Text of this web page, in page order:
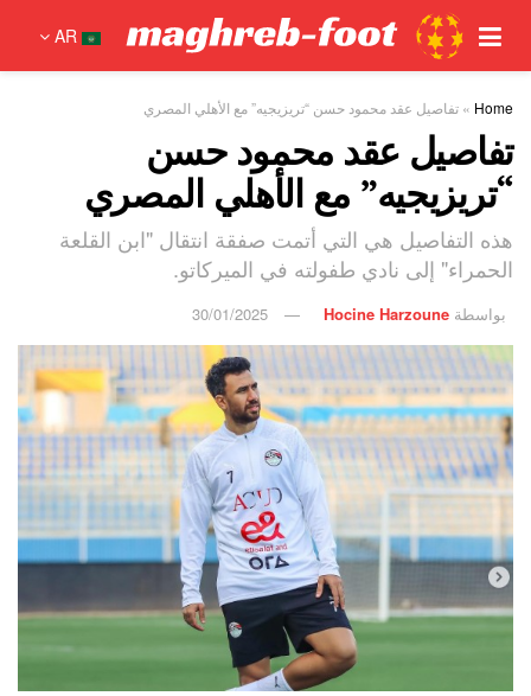
AR
Home
» تفاصيل عقد محمود حسن “تريزيجيه” مع الأهلي المصري
تفاصيل عقد محمود حسن
“تريزيجيه” مع الأهلي المصري
هذه التفاصيل هي التي أتمت صفقة انتقال "ابن القلعة
الحمراء" إلى نادي طفولته في الميركاتو.
بواسطة Hocine Harzoune
30/01/2025